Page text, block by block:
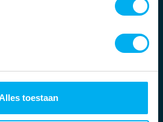
toestaan